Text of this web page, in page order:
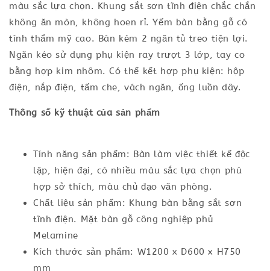
màu sắc lựa chọn. Khung sắt sơn tĩnh điện chắc chắn
không ăn mòn, không hoen rỉ. Yếm bàn bằng gỗ có
tính thẩm mỹ cao. Bàn kèm 2 ngăn tủ treo tiện lợi.
Ngăn kéo sử dụng phụ kiện ray trượt 3 lớp, tay co
bằng hợp kim nhôm. Có thể kết hợp phụ kiện: hộp
điện, nắp điện, tấm che, vách ngăn, ống luồn dây.
Thông số kỹ thuật của sản phẩm
Tính năng sản phẩm: Bàn làm việc thiết kế độc
lập, hiện đại, có nhiều màu sắc lựa chọn phù
hợp sở thích, màu chủ đạo văn phòng.
Chất liệu sản phẩm: Khung bàn bằng sắt sơn
tĩnh điện. Mặt bàn gỗ công nghiệp phủ
Melamine
Kích thước sản phẩm: W1200 x D600 x H750
mm